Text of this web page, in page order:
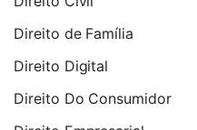
Direito de Família
Direito Digital
Direito Do Consumidor